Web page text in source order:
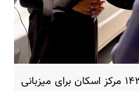
شهردار منطقه ۷ تهران از آماده‌سازی ۱۴۳ مرکز اسکان برای میزبانی